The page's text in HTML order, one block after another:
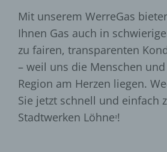
Mit unserem WerreGas
Ihnen Gas auch in
zu fairen, transparenten
– weil uns die Menschen
Region am Herzen liegen.
Sie jetzt schnell und einfach
Stadtwerken Löhne²!